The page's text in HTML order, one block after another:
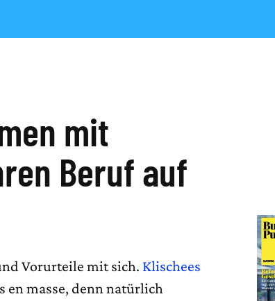
mit
Beruf auf
Vorurteile mit sich. Klischees
en masse, denn natürlich